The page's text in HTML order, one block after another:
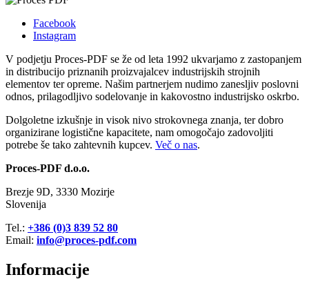
Facebook
Instagram
V podjetju Proces-PDF se že od leta 1992 ukvarjamo z zastopanjem
in distribucijo priznanih proizvajalcev industrijskih strojnih
elementov ter opreme. Našim partnerjem nudimo zanesljiv poslovni
odnos, prilagodljivo sodelovanje in kakovostno industrijsko oskrbo.
Dolgoletne izkušnje in visok nivo strokovnega znanja, ter dobro
organizirane logistične kapacitete, nam omogočajo zadovoljiti
potrebe še tako zahtevnih kupcev. Več o nas.
Proces-PDF d.o.o.
Brezje 9D, 3330 Mozirje
Slovenija
Tel.: +386 (0)3 839 52 80
Email: info@proces-pdf.com
Informacije